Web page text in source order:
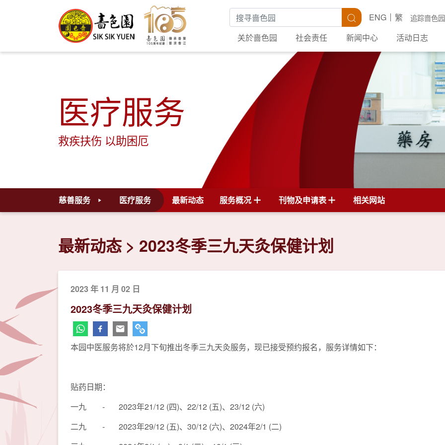
搜寻关键字 搜寻 追踪啬色园
ENG
繁
关於啬色园
社会责任 新闻中心 活动日志
医疗服务
救疾扶伤 以助困厄
慈善服务 医疗服务 最新动态 服务概况 刊物及申请表 相关网站
最新动态 2023冬季三九天灸保健计划
2023 年 11 月 02 日
2023冬季三九天灸保健计划
本园中医服务将於12月下旬推出冬季三九天灸服务，现已接受预约报名，服务详情如下：
贴药日期：
一九 - 2023年21/12 (四)、22/12 (五)、23/12 (六)
二九 - 2023年29/12 (五)、30/12 (六)、2024年2/1 (二)